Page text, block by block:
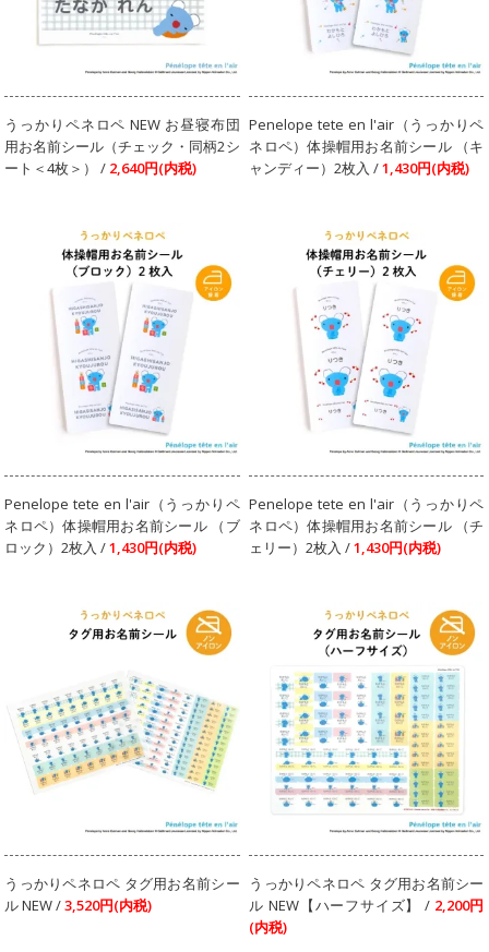
うっかりペネロペ NEW お昼寝布団
用お名前シール（チェック・同柄2シ
ート＜4枚＞） / 2,640円(内税)
Penelope tete en l'air（うっかりペ
ネロペ）体操帽用お名前シール （キ
ャンディー）2枚入 /1,430円(内税)
Penelope tete en l'air（うっかりペ
ネロペ）体操帽用お名前シール （ブ
ロック）2枚入 /1,430円(内税)
Penelope tete en l'air（うっかりペ
ネロペ）体操帽用お名前シール （チ
ェリー）2枚入 /1,430円(内税)
うっかりペネロペ タグ用お名前シー
ル NEW /3,520円(内税)
うっかりペネロペ タグ用お名前シー
ル NEW【ハーフサイズ】 / 2,200円
(内税)